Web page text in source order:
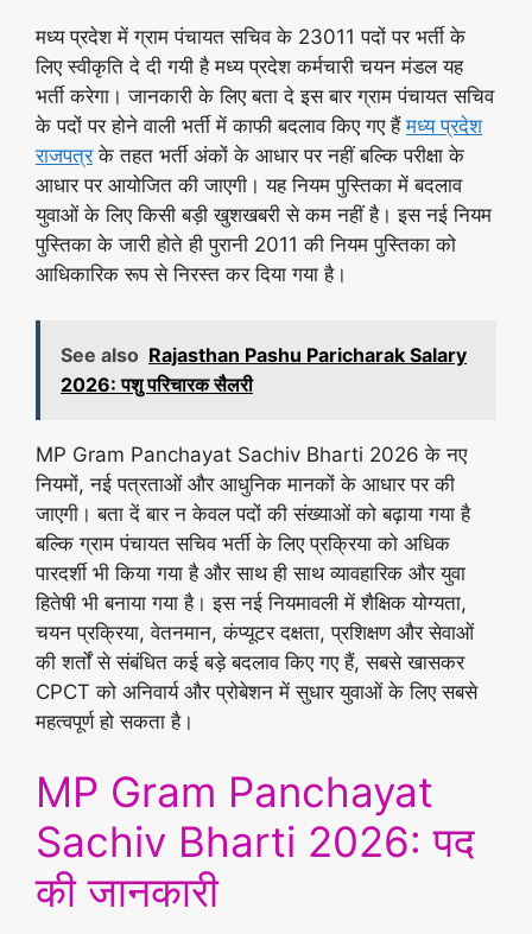
मध्य प्रदेश में ग्राम पंचायत सचिव के 23011 पदों पर भर्ती के
लिए स्वीकृति दे दी गयी है मध्य प्रदेश कर्मचारी चयन मंडल यह
भर्ती करेगा। जानकारी के लिए बता दे इस बार ग्राम पंचायत सचिव
के पदों पर होने वाली भर्ती में काफी बदलाव किए गए हैंमध्य प्रदेश
राजपत्रके तहत भर्ती अंकों के आधार पर नहीं बल्कि परीक्षा के
आधार पर आयोजित की जाएगी। यह नियम पुस्तिका में बदलाव
युवाओं के लिए किसी बड़ी खुशखबरी से कम नहीं है। इस नई नियम
पुस्तिका के जारी होते ही पुरानी 2011 की नियम पुस्तिका को
आधिकारिक रूप से निरस्त कर दिया गया है।
See also Rajasthan Pashu Paricharak Salary
2026: पशु परिचारक सैलरी
MP Gram Panchayat Sachiv Bharti 2026 के नए
नियमों, नई पत्रताओं और आधुनिक मानकों के आधार पर की
जाएगी। बता दें बार न केवल पदों की संख्याओं को बढ़ाया गया है
बल्कि ग्राम पंचायत सचिव भर्ती के लिए प्रक्रिया को अधिक
पारदर्शी भी किया गया है और साथ ही साथ व्यावहारिक और युवा
हितेषी भी बनाया गया है। इस नई नियमावली में शैक्षिक योग्यता,
चयन प्रक्रिया, वेतनमान, कंप्यूटर दक्षता, प्रशिक्षण और सेवाओं
की शर्तों से संबंधित कई बड़े बदलाव किए गए हैं, सबसे खासकर
CPCT को अनिवार्य और प्रोबेशन में सुधार युवाओं के लिए सबसे
महत्वपूर्ण हो सकता है।
MP Gram Panchayat
Sachiv Bharti 2026: पद
की जानकारी